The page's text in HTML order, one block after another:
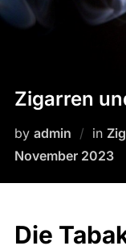
Zigarren
by admin in
November 2023
Die